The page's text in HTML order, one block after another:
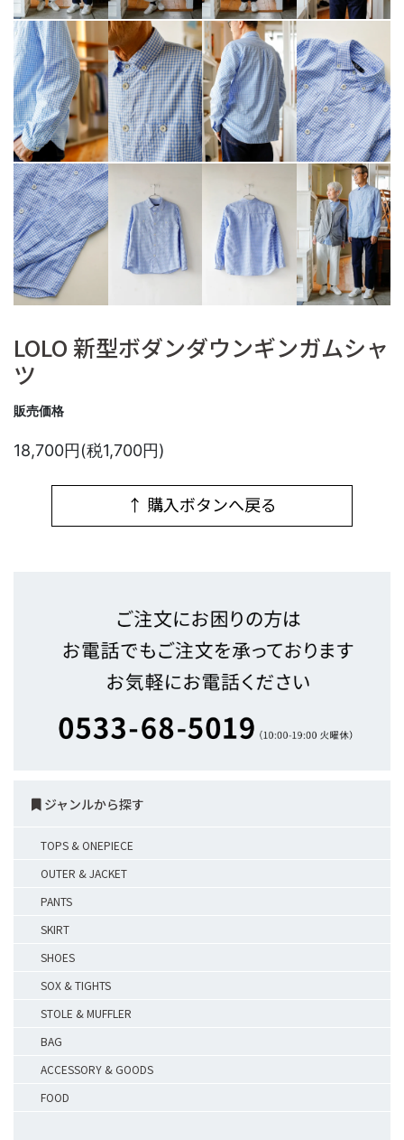
LOLO 新型ボダンダウンギンガムシャ
ツ
販売価格
18,700円(税1,700円)
↑ 購入ボタンへ戻る
ジャンルから探す
TOPS & ONEPIECE
OUTER & JACKET
PANTS
SKIRT
SHOES
SOX & TIGHTS
STOLE & MUFFLER
BAG
ACCESSORY & GOODS
FOOD